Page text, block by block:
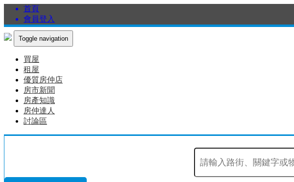
首頁
會員登入
Toggle navigation
買屋
租屋
優質房仲店
房市新聞
房產知識
房仲達人
討論區